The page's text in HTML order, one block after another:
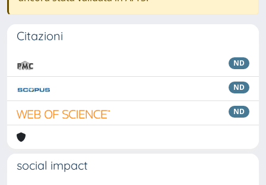
Citazioni
ND
ND
ND
social impact